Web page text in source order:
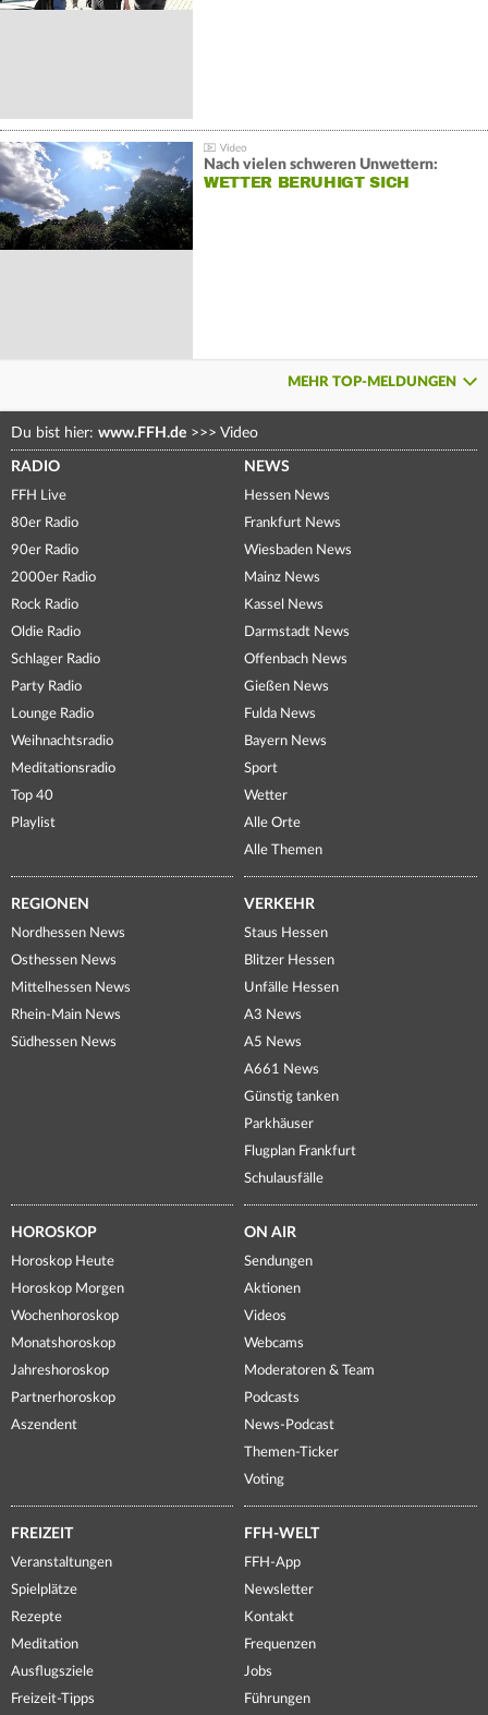
Nach vielen schweren Unwettern:
WETTER BERUHIGT SICH
MEHR TOP-MELDUNGEN
Du bist hier: www.FFH.de >>> Video
RADIO
FFH Live
80er Radio
90er Radio
2000er Radio
Rock Radio
Oldie Radio
Schlager Radio
Party Radio
Lounge Radio
Weihnachtsradio
Meditationsradio
Top 40
Playlist
NEWS
Hessen News
Frankfurt News
Wiesbaden News
Mainz News
Kassel News
Darmstadt News
Offenbach News
Gießen News
Fulda News
Bayern News
Sport
Wetter
Alle Orte
Alle Themen
REGIONEN
Nordhessen News
Osthessen News
Mittelhessen News
Rhein-Main News
Südhessen News
VERKEHR
Staus Hessen
Blitzer Hessen
Unfälle Hessen
A3 News
A5 News
A661 News
Günstig tanken
Parkhäuser
Flugplan Frankfurt
Schulausfälle
HOROSKOP
Horoskop Heute
Horoskop Morgen
Wochenhoroskop
Monatshoroskop
Jahreshoroskop
Partnerhoroskop
Aszendent
ON AIR
Sendungen
Aktionen
Videos
Webcams
Moderatoren & Team
Podcasts
News-Podcast
Themen-Ticker
Voting
FREIZEIT
Veranstaltungen
Spielplätze
Rezepte
Meditation
Ausflugsziele
Freizeit-Tipps
FFH-WELT
FFH-App
Newsletter
Kontakt
Frequenzen
Jobs
Führungen